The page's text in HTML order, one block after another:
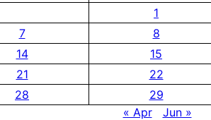
1
7 8
14 15
21 22
28 29
« Apr
Jun »